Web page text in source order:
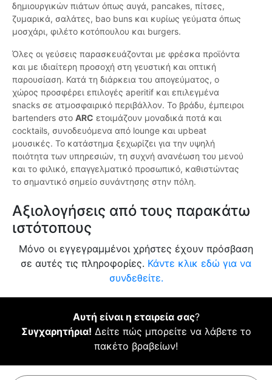
δημιουργικών πιάτων όπως αυγά, pancakes, πίτσες,
ζυμαρικά, σαλάτες, bao buns και κυρίως γεύματα όπως
μοσχάρι, φιλέτο κοτόπουλου και burgers.
Όλες οι γεύσεις παρασκευάζονται με φρέσκα προϊόντα
και με ιδιαίτερη προσοχή στη γευστική και οπτική
παρουσίαση. Κατά τη διάρκεια του απογεύματος, ο
χώρος προσφέρει επιλογές aperitif και επιλεγμένα
snacks σε ατμοσφαιρικό περιβάλλον. Το βράδυ, έμπειροι
bartenders στο ARC ετοιμάζουν μοναδικά ποτά και
cocktails, συνοδευόμενα από lounge και upbeat
μουσικές. Το κατάστημα ξεχωρίζει για την υψηλή
ποιότητα των υπηρεσιών, τη συχνή ανανέωση του μενού
και το φιλικό, επαγγελματικό προσωπικό, καθιστώντας
το σημαντικό σημείο συνάντησης στην πόλη.
Αξιολογήσεις από τους παρακάτω
ιστότοπους
Μόνο οι εγγεγραμμένοι χρήστες έχουν πρόσβαση
σε αυτές τις πληροφορίες. Κάντε κλικ εδώ για να
συνδεθείτε.
Αυτή είναι η εταιρεία σας?
Συγχαρητήρια! Δείτε πώς μπορείτε να λάβετε το
πακέτο βραβείων!